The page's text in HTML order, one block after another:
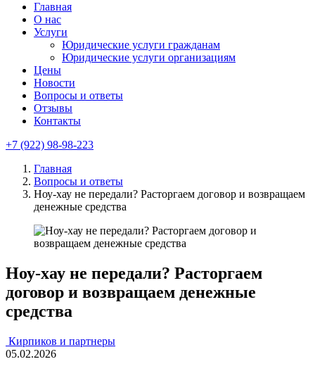
Главная
О нас
Услуги
Юридические услуги гражданам
Юридические услуги организациям
Цены
Новости
Вопросы и ответы
Отзывы
Контакты
+7 (922) 98-98-223
Главная
Вопросы и ответы
Ноу-хау не передали? Расторгаем договор и возвращаем
денежные средства
Ноу-хау не передали? Расторгаем
договор и возвращаем денежные
средства
Кирпиков и партнеры
05.02.2026